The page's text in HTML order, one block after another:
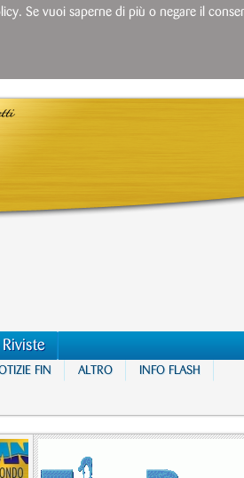
Riviste
FIN ALTRO INFO FLASH
Se vuoi saperne di più o negare il